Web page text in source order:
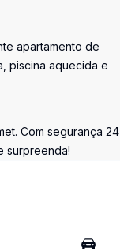
apartamento de
piscina aquecida e
Com segurança 24
surpreenda!